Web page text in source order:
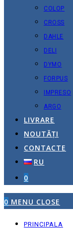
COLOP
CROSS
DAHLE
DELI
DYMO
FORPUS
IMPRESO
ARGO
LIVRARE
NOUTĂȚI
CONTACTE
RU
0
0 MENU CLOSE
PRINCIPALA